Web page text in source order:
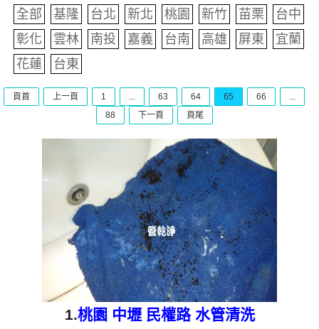
全部 基隆 台北 新北 桃園 新竹 苗栗
台中
彰化
雲林 南投 嘉義 台南 高雄 屏東
宜蘭
花蓮
台東
頁首 上一頁 1 ... 63 64 65 66
...
88
下一頁 頁尾
1.桃園 中壢 民權路 水管清洗